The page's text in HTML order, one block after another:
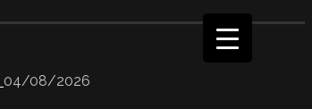
04/08/2026